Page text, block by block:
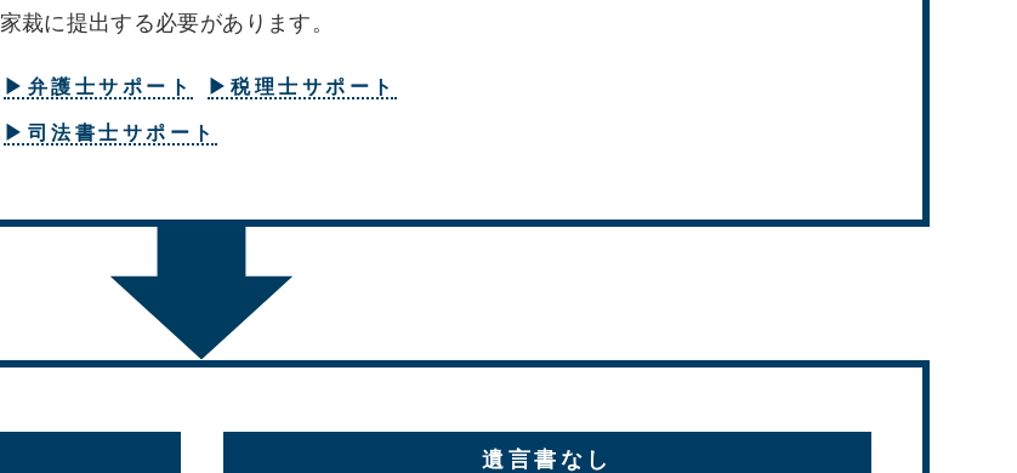
家裁に提出する必要があります。
▶弁護士サポート ▶税理士サポート
▶司法書士サポート
遺言書なし